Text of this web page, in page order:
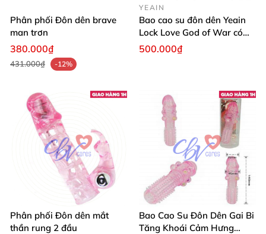
Phân phối Đôn dên brave
man trơn
380.000₫
431.000₫ -12%
YEAIN
Bao cao su đôn dên Yeain
Lock Love God of War có
rung
500.000₫
Phân phối Đôn dên mắt
thần rung 2 đầu
Bao Cao Su Đôn Dên Gai Bi
Tăng Khoái Cảm Hưng